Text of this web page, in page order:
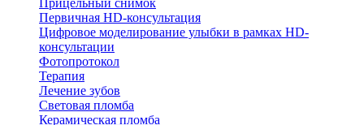
Прицельный снимок
Первичная HD-консультация
Цифровое моделирование улыбки в рамках HD-
консультации
Фотопротокол
Терапия
Лечение зубов
Световая пломба
Керамическая пломба